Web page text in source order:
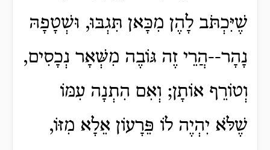
שֶׁיִּכְתֹּב לָהֶן מִכָּאן תִּגְבּוּ, וּשְׁטָפָהּ
נָהָר--הֲרֵי זֶה גּוֹבֶה מִשְּׁאָר נְכָסִים,
וְטוֹרֵף אוֹתָן; וְאִם הִתְנָה עִמּוֹ
שֶׁלֹּא יִהְיֶה לוֹ פֵּרָעוֹן אֵלָא מִזּוֹ,